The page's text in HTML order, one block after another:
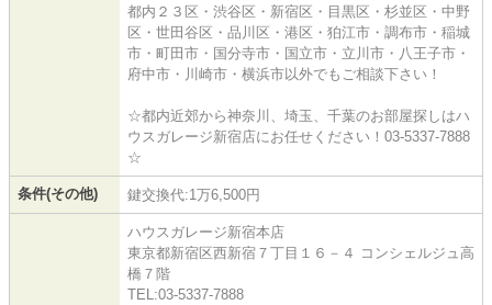
都内２３区・渋谷区・新宿区・目黒区・杉並区・中野
区・世田谷区・品川区・港区・狛江市・調布市・稲城
市・町田市・国分寺市・国立市・立川市・八王子市・
府中市・川崎市・横浜市以外でもご相談下さい！
☆都内近郊から神奈川、埼玉、千葉のお部屋探しはハ
ウスガレージ新宿店にお任せください！03-5337-7888
☆
条件(その他) 鍵交換代:1万6,500円
ハウスガレージ新宿本店
東京都新宿区西新宿７丁目１６－４ コンシェルジュ高
橋７階
TEL:03-5337-7888